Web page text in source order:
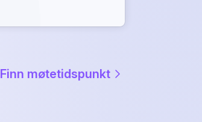
Finn møtetidspunkt